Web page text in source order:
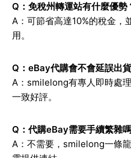
Q：免稅州轉運站有什麼優勢
A：可節省高達10%的稅金，
用。
Q：eBay代購會不會延誤出
A：smilelong有專人即時處
一致好評。
Q：代購eBay需要手續繁雜
A：不需要，smilelong一條